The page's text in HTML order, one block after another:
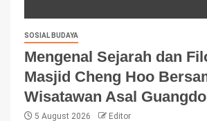
SOSIAL BUDAYA
Mengenal Sejarah dan
Masjid Cheng Hoo
Wisatawan Asal
5 August 2026 Editor